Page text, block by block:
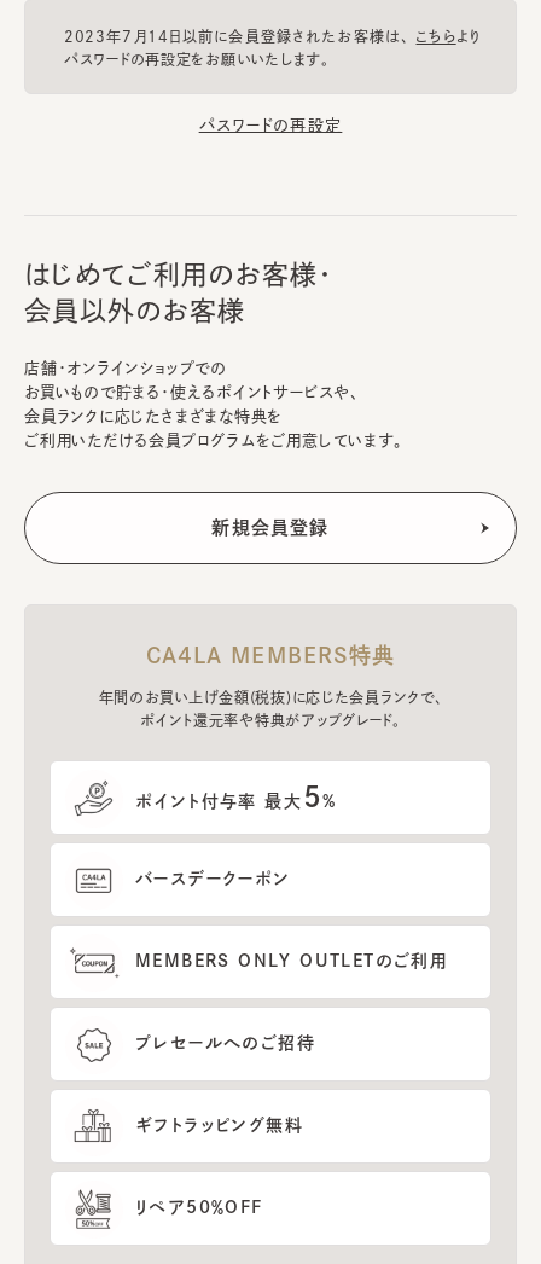
2023年7月14日以前に会員登録されたお客様は、 こちらより
パスワードの再設定をお願いいたします。
パスワードの再設定
はじめてご利用のお客様・
会員以外のお客様
店舗・オンラインショップでの
お買いもので貯まる・使えるポイントサービスや、
会員ランクに応じたさまざまな特典を
ご利用いただける会員プログラムをご用意しています。
CA4LA MEMBERS特典
年間のお買い上げ金額(税抜)に応じた会員ランクで、
ポイント還元率や特典がアップグレード。
ポイント付与率 最大 5%
バースデークーポン
MEMBERS ONLY OUTLETのご利用
プレセールへのご招待
ギフトラッピング無料
リペア50％OFF